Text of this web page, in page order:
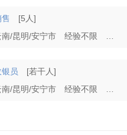
[5人]
南/昆明/安宁市
经验不限
银员 [若干人]
南/昆明/安宁市
经验不限